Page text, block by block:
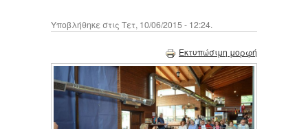
Υποβλήθηκε στις Τετ, 10/06/2015 - 12:24.
Εκτυπώσιμη μορφή